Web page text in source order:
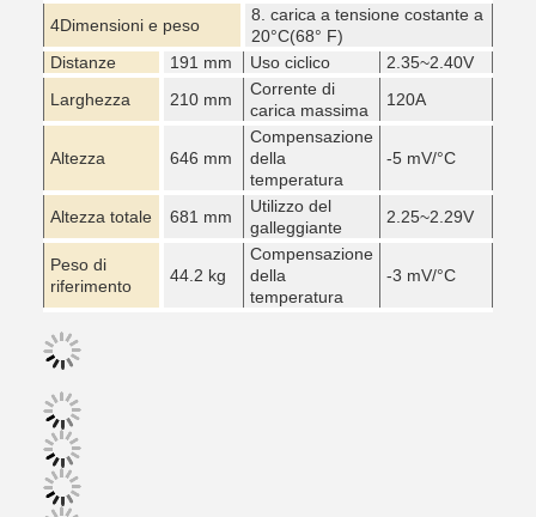
4Dimensioni e peso
8. carica a tensione costante a
20°C(68° F)
Distanze
191 mm Uso ciclico
2.35~2.40V
Larghezza
210 mm
Corrente di
carica massima
120A
Altezza 646 mm
Compensazione
della
temperatura
-5 mV/°C
Altezza totale 681 mm
Utilizzo del
galleggiante
2.25~2.29V
Peso di
riferimento
44.2 kg
Compensazione
della
temperatura
-3 mV/°C